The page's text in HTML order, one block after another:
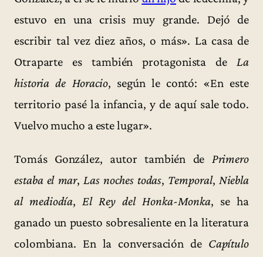
estuvo en una crisis muy grande. Dejó de
escribir tal vez diez años, o más». La casa de
Otraparte es también protagonista deLa
historia de Horacio, según le contó: «En este
territorio pasé la infancia, y de aquí sale todo.
Vuelvo mucho a este lugar».
Tomás González, autor también de Primero
estaba el mar,Las noches todas, Temporal, Niebla
al mediodía,El Rey del Honka-Monka, se ha
ganado un puesto sobresaliente en la literatura
colombiana. En la conversación de Capítulo